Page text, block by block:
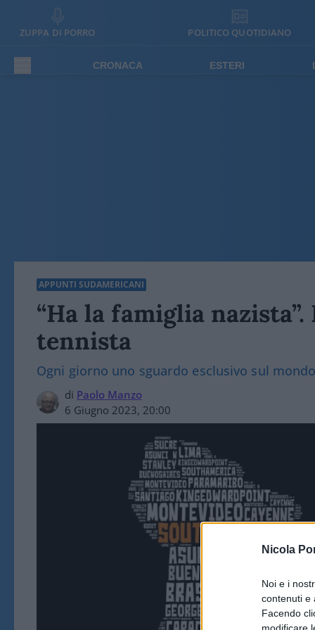
Nicola
Noi e i
contenuti e
Facendo
ZUPPA DI PORRO POLITICO QUOTIDIANO
CRONACA ESTERI
APPUNTI SUDAMERICANI
“Ha la famiglia
tennista
Ogni giorno uno sguardo esclusivo sul
di Paolo Manzo
6 Giugno 2023, 20:00